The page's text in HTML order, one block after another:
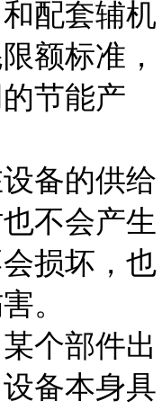
配套辅机
额标准，
节能产
备的供给
不会产生
损坏，也
。
个部件出
备本身具